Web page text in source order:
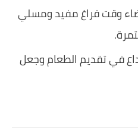
وقت فراغ مفيد ومسلي
في تقديم الطعام وجعل